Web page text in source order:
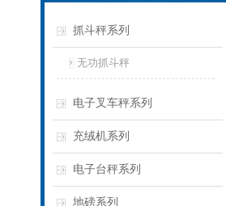
抓斗秤系列
无功抓斗秤
电子叉车秤系列
充绒机系列
电子台秤系列
地磅系列